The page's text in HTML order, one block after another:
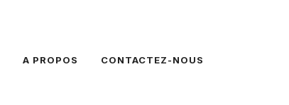
A PROPOS CONTACTEZ-NOUS